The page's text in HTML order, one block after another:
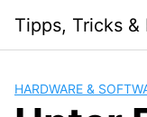
content
Tipps, Tricks &
HARDWARE &